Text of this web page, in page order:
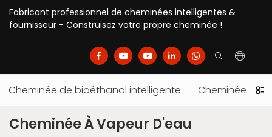
Fabricant professionnel de cheminées intelligentes &
fournisseur - Construisez votre propre cheminée !
Cheminée de bioéthanol intelligente Cheminée
Cheminée À Vapeur D'eau